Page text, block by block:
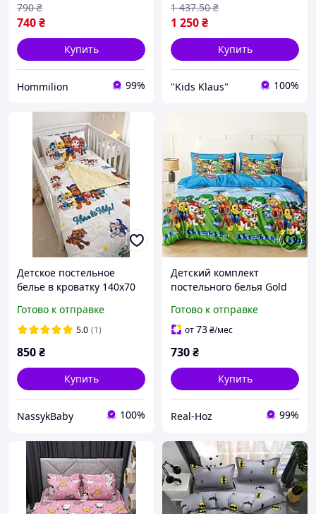
740₴
790 ₴
Купить
Hommilion 99%
1 250₴
1 437.50 ₴
Купить
"Kids Klaus" 100%
Детское постельное
белье в кроватку 140х70
Готово к отправке
5.0 (1)
850₴
Купить
NassykBaby 100%
Детский комплект
постельного белья Gold
Готово к отправке
от73₴/мес
730₴
Купить
Real-Hoz 99%